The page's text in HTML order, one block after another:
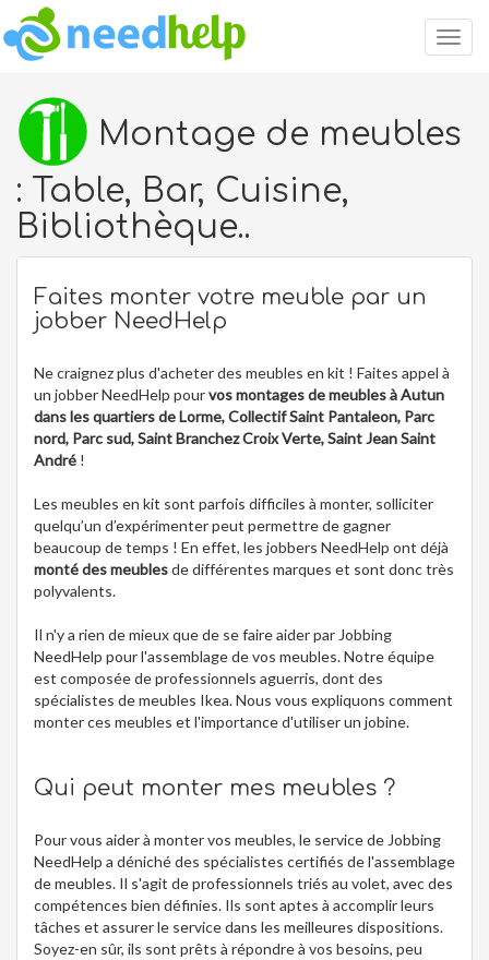
Montage de meubles
: Table, Bar, Cuisine,
Bibliothèque..
Faites monter votre meuble par un
jobber NeedHelp
Ne craignez plus d'acheter des meubles en kit ! Faites appel à
un jobber NeedHelp pourvos montages de meubles à Autun
dans les quartiers de Lorme, Collectif Saint Pantaleon, Parc
nord, Parc sud, Saint Branchez Croix Verte, Saint Jean Saint
André !
Les meubles en kit sont parfois difficiles à monter, solliciter
quelqu’un d’expérimenter peut permettre de gagner
beaucoup de temps ! En effet, les jobbers NeedHelp ont déjà
monté des meublesde différentes marques et sont donc très
polyvalents.
Il n'y a rien de mieux que de se faire aider par Jobbing
NeedHelp pour l'assemblage de vos meubles. Notre équipe
est composée de professionnels aguerris, dont des
spécialistes de meubles Ikea. Nous vous expliquons comment
monter ces meubles et l'importance d'utiliser un jobine.
Qui peut monter mes meubles ?
Pour vous aider à monter vos meubles, le service de Jobbing
NeedHelp a déniché des spécialistes certifiés de l'assemblage
de meubles. Il s'agit de professionnels triés au volet, avec des
compétences bien définies. Ils sont aptes à accomplir leurs
tâches et assurer le service dans les meilleures dispositions.
Soyez-en sûr, ils sont prêts à répondre à vos besoins, peu